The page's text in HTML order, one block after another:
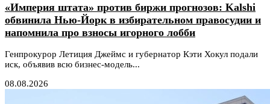
«Империя штата» против биржи прогнозов: Kalshi
обвинила Нью-Йорк в избирательном правосудии и
напомнила про взносы игорного лобби
Генпрокурор Летиция Джеймс и губернатор Кэти Хокул подали
иск, объявив всю бизнес-модель...
08.08.2026